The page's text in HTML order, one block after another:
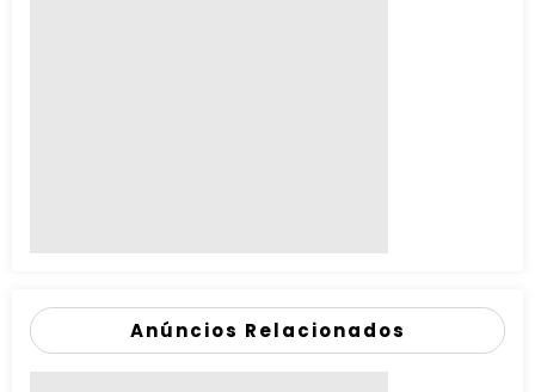
Anúncios Relacionados